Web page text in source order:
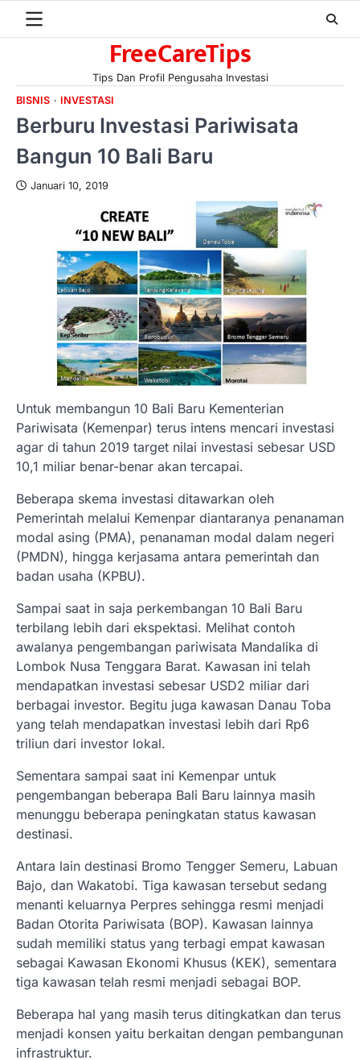
FreeCareTips
Tips Dan Profil Pengusaha Investasi
BISNIS
INVESTASI
Berburu Investasi Pariwisata
Bangun 10 Bali Baru
Januari 10, 2019
Untuk membangun 10 Bali Baru Kementerian
Pariwisata (Kemenpar) terus intens mencari investasi
agar di tahun 2019 target nilai investasi sebesar USD
10,1 miliar benar-benar akan tercapai.
Beberapa skema investasi ditawarkan oleh
Pemerintah melalui Kemenpar diantaranya penanaman
modal asing (PMA), penanaman modal dalam negeri
(PMDN), hingga kerjasama antara pemerintah dan
badan usaha (KPBU).
Sampai saat in saja perkembangan 10 Bali Baru
terbilang lebih dari ekspektasi. Melihat contoh
awalanya pengembangan pariwisata Mandalika di
Lombok Nusa Tenggara Barat. Kawasan ini telah
mendapatkan investasi sebesar USD2 miliar dari
berbagai investor. Begitu juga kawasan Danau Toba
yang telah mendapatkan investasi lebih dari Rp6
triliun dari investor lokal.
Sementara sampai saat ini Kemenpar untuk
pengembangan beberapa Bali Baru lainnya masih
menunggu beberapa peningkatan status kawasan
destinasi.
Antara lain destinasi Bromo Tengger Semeru, Labuan
Bajo, dan Wakatobi. Tiga kawasan tersebut sedang
menanti keluarnya Perpres sehingga resmi menjadi
Badan Otorita Pariwisata (BOP). Kawasan lainnya
sudah memiliki status yang terbagi empat kawasan
sebagai Kawasan Ekonomi Khusus (KEK), sementara
tiga kawasan telah resmi menjadi sebagai BOP.
Beberapa hal yang masih terus ditingkatkan dan terus
menjadi konsen yaitu berkaitan dengan pembangunan
infrastruktur.